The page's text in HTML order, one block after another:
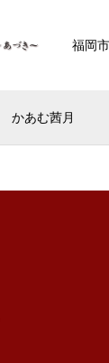
福岡
かあむ茜月